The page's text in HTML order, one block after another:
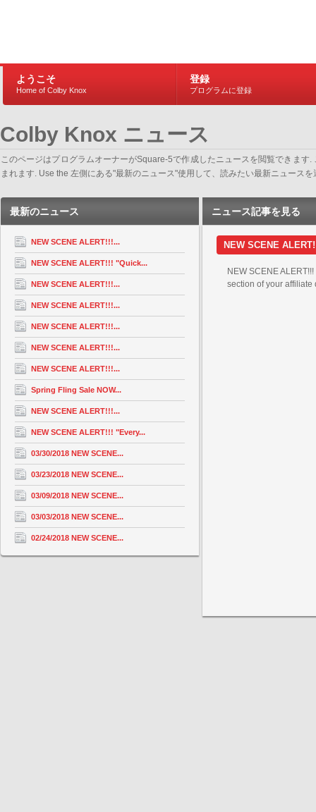
ようこそ
Home of Colby Knox
登録
プログラムに登録
Colby Knox ニュース
このページはプログラムオーナーがSquare-5で作成したニュースを閲覧できま
まれます. Use the 左側にある"最新のニュース"使用して、読みたい最新ニュース
最新のニュース
NEW SCENE ALERT!!!...
NEW SCENE ALERT!!! "Quick...
NEW SCENE ALERT!!!...
NEW SCENE ALERT!!!...
NEW SCENE ALERT!!!...
NEW SCENE ALERT!!!...
NEW SCENE ALERT!!!...
Spring Fling Sale NOW...
NEW SCENE ALERT!!!...
NEW SCENE ALERT!!! "Every...
03/30/2018 NEW SCENE...
03/23/2018 NEW SCENE...
03/09/2018 NEW SCENE...
03/03/2018 NEW SCENE...
02/24/2018 NEW SCENE...
ニュース記事を見る
NEW SCENE
NEW SCENE
section of your affiliate